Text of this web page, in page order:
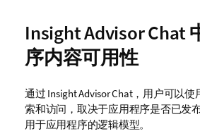
Insight Advisor Chat
序内容可用性
通过 Insight Advisor Chat，用户可以使
索和访问，取决于应用程序是否已发
用于应用程序的逻辑模型。